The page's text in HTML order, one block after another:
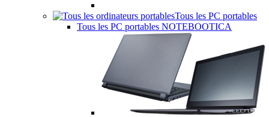
Tous les PC portables
Tous les PC portables NOTEBOOTICA